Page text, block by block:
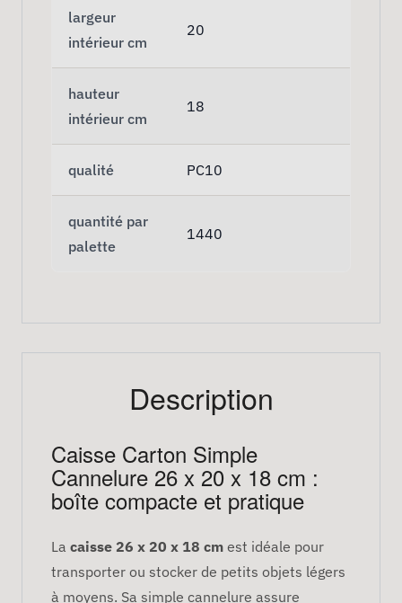
largeur
intérieur cm
20
hauteur
intérieur cm
18
qualité PC10
quantité par
palette
1440
Description
Caisse Carton Simple
Cannelure 26 x 20 x 18 cm :
boîte compacte et pratique
La caisse 26 x 20 x 18 cm est idéale pour
transporter ou stocker de petits objets légers
à moyens. Sa simple cannelure assure